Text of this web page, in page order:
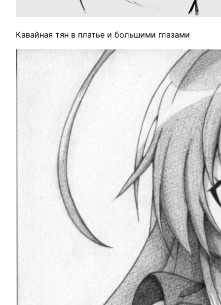
Кавайная тян в платье и большими глазами